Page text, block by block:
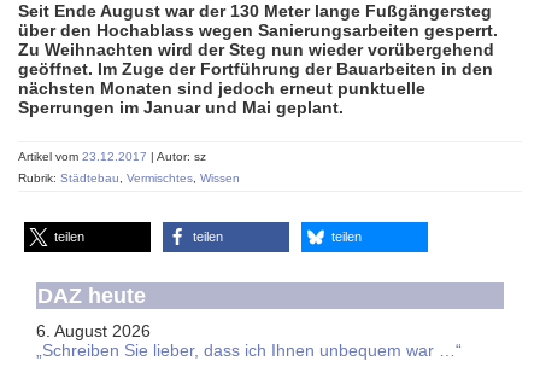
Seit Ende August war der 130 Meter lange Fußgängersteg
über den Hochablass wegen Sanierungsarbeiten gesperrt.
Zu Weihnachten wird der Steg nun wieder vorübergehend
geöffnet. Im Zuge der Fortführung der Bauarbeiten in den
nächsten Monaten sind jedoch erneut punktuelle
Sperrungen im Januar und Mai geplant.
Artikel vom 23.12.2017 | Autor: sz
Rubrik: Städtebau Vermischtes Wissen
teilen teilen teilen
DAZ heute
6. August 2026
„Schreiben Sie lieber, dass ich Ihnen unbequem war …“